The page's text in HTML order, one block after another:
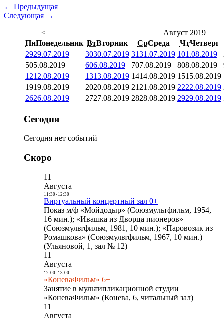
← Предыдущая
Следующая →
<
Август 2019
ПнПонедельник ВтВторник СрСреда ЧтЧетверг
2929.07.2019 3030.07.2019 3131.07.2019 101.08.2019
505.08.2019 606.08.2019 707.08.2019 808.08.2019
1212.08.2019 1313.08.2019 1414.08.2019 1515.08.2019
1919.08.2019 2020.08.2019 21 21.08.2019 2222.08.2019
2626.08.2019 2727.08.2019 2828.08.2019 2929.08.2019
Сегодня
Сегодня нет событий
Скоро
11
Августа
11:30- 12:30
Виртуальный концертный зал 0+
Показ м/ф «Мойдодыр» (Союзмультфильм, 1954,
16 мин.); «Ивашка из Дворца пионеров»
(Союзмультфильм, 1981, 10 мин.); «Паровозик из
Ромашкова» (Союзмультфильм, 1967, 10 мин.)
(Ульяновой, 1, зал № 12)
11
Августа
12:00- 13:00
«КоневаФильм» 6+
Занятие в мультипликационной студии
«КоневаФильм» (Конева, 6, читальный зал)
11
Августа